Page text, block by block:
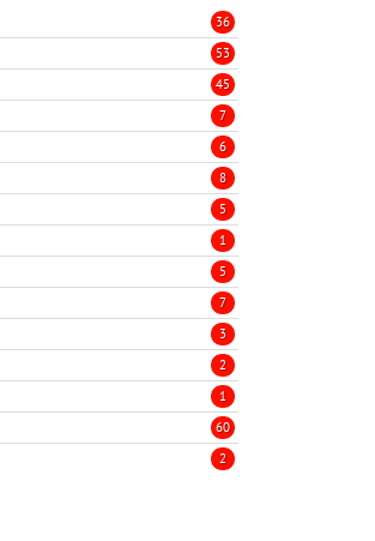
36
53
45
7
6
8
5
1
5
7
3
2
1
60
2